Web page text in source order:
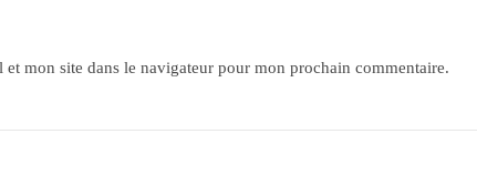
mon site dans le navigateur pour mon prochain commentaire.